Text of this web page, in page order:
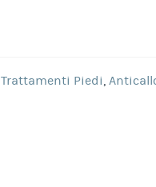
Trattamenti Piedi,